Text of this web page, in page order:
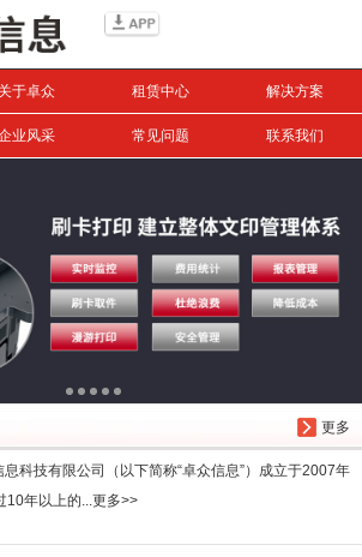
关于卓众 租赁中心 解决方案
业风采 常见问题 联系我们
更多
息科技有限公司（以下简称“卓众信息”）成立于2007年
10年以上的...更多>>
搜索